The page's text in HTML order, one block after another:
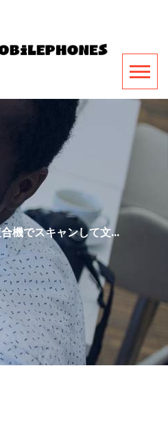
機でスキャンして文...